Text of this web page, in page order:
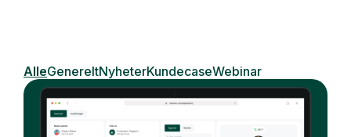
AlleGenereltNyheterKundecaseWebinar